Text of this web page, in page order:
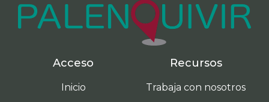
Acceso
Inicio
Recursos
Trabaja con nosotros